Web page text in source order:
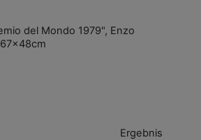
del Mondo 1979", Enzo
Ergebnis